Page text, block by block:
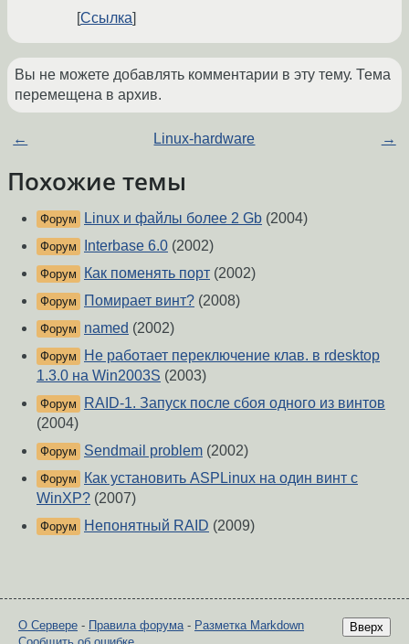
Ссылка
Вы не можете добавлять комментарии в эту тему. Тема
перемещена в архив.
← Linux-hardware →
Похожие темы
Форум Linux и файлы более 2 Gb (2004)
Форум Interbase 6.0 (2002)
Форум Как поменять порт (2002)
Форум Помирает винт? (2008)
Форум named (2002)
Форум
Не работает переключение клав. в rdesktop
1.3.0 на Win2003S (2003)
Форум
RAID-1. Запуск после сбоя одного из винтов
(2004)
Форум Sendmail problem (2002)
Форум
Как установить ASPLinux на один винт с
WinXP? (2007)
Форум Непонятный RAID (2009)
Вверх
О Сервере - Правила форума- Разметка Markdown